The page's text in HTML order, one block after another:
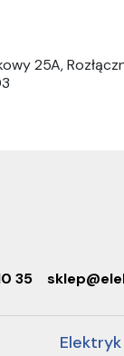
25A,
35
Elektryk